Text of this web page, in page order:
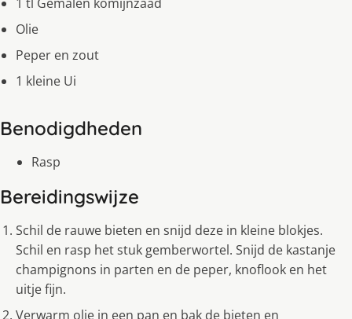
Olie
Peper en zout
1 kleine Ui
Benodigdheden
Rasp
Bereidingswijze
Schil de rauwe bieten en snijd deze in kleine blokjes.
Schil en rasp het stuk gemberwortel. Snijd de kastanje
champignons in parten en de peper, knoflook en het
uitje fijn.
Verwarm olie in een pan en bak de bieten en